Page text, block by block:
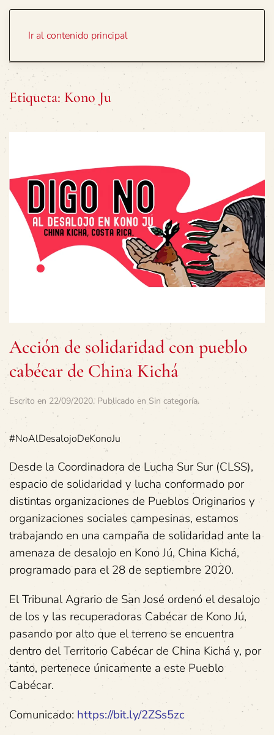
Ir al contenido principal
Etiqueta: Kono Ju
Acción de solidaridad con pueblo
cabécar de China Kichá
Escrito en 22/09/2020. Publicado en Sin categoría.
#NoAlDesalojoDeKonoJu
Desde la Coordinadora de Lucha Sur Sur (CLSS),
espacio de solidaridad y lucha conformado por
distintas organizaciones de Pueblos Originarios y
organizaciones sociales campesinas, estamos
trabajando en una campaña de solidaridad ante la
amenaza de desalojo en Kono Jú, China Kichá,
programado para el 28 de septiembre 2020.
El Tribunal Agrario de San José ordenó el desalojo
de los y las recuperadoras Cabécar de Kono Jú,
pasando por alto que el terreno se encuentra
dentro del Territorio Cabécar de China Kichá y, por
tanto, pertenece únicamente a este Pueblo
Cabécar.
Comunicado: https://bit.ly/2ZSs5zc